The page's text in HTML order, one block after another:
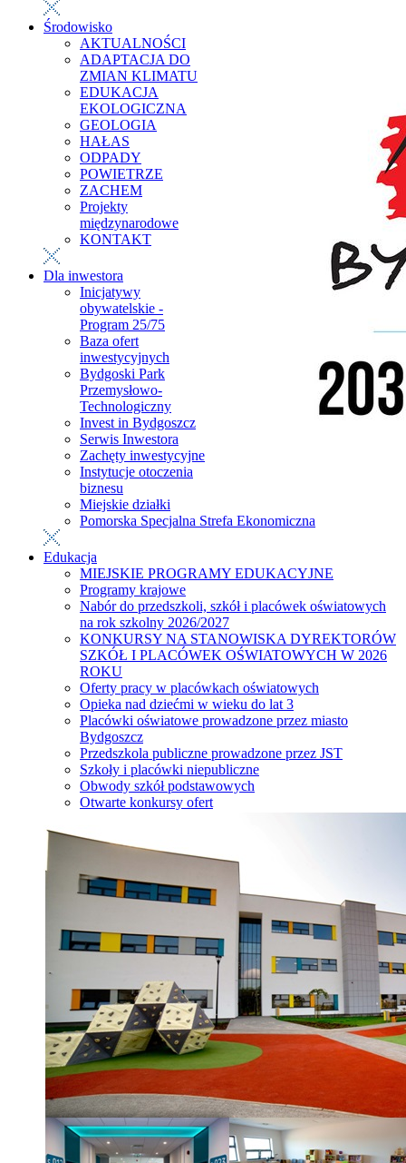
Środowisko
AKTUALNOŚCI
ADAPTACJA DO
ZMIAN KLIMATU
EDUKACJA
EKOLOGICZNA
GEOLOGIA
HAŁAS
ODPADY
POWIETRZE
ZACHEM
Projekty
międzynarodowe
KONTAKT
Dla inwestora
Inicjatywy
obywatelskie -
Program 25/75
Baza ofert
inwestycyjnych
Bydgoski Park
Przemysłowo-
Technologiczny
Invest in Bydgoszcz
Serwis Inwestora
Zachęty inwestycyjne
Instytucje otoczenia
biznesu
Miejskie działki
Pomorska Specjalna Strefa Ekonomiczna
Edukacja
MIEJSKIE PROGRAMY EDUKACYJNE
Programy krajowe
Nabór do przedszkoli, szkół i placówek oświatowych
na rok szkolny 2026/2027
KONKURSY NA STANOWISKA DYREKTORÓW
SZKÓŁ I PLACÓWEK OŚWIATOWYCH W 2026
ROKU
Oferty pracy w placówkach oświatowych
Opieka nad dziećmi w wieku do lat 3
Placówki oświatowe prowadzone przez miasto
Bydgoszcz
Przedszkola publiczne prowadzone przez JST
Szkoły i placówki niepubliczne
Obwody szkół podstawowych
Otwarte konkursy ofert